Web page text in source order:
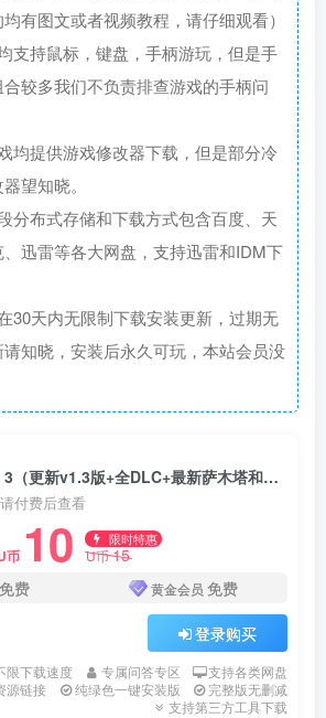
有图文或者视频教程，请仔细观看）
支持鼠标，键盘，手柄游玩，但是手
较多我们不负责排查游戏的手柄问
均提供游戏修改器下载，但是部分冷
望知晓。
分布式存储和下载方式包含百度、天
迅雷等各大网盘，支持迅雷和IDM下
30天内无限制下载安装更新，过期无
知晓，安装后永久可玩，本站会员没
家园3/Homeworld 3（更新v1.3版+全DLC+最新萨木塔和泰坦舰队礼包）
付费后查看
币 10 限时特惠
U币15
免费 黄金会员 免费
登录购买
限下载速度 专属问答专区
支持各类网盘
源链接
纯绿色一键安装版
完整版无删减
支持第三方工具下载